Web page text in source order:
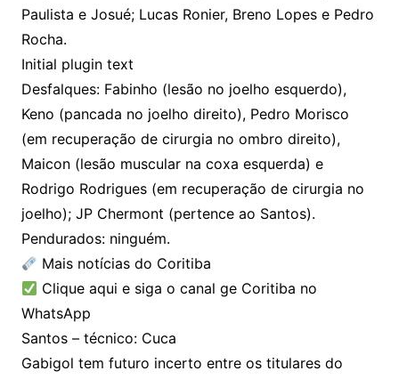
Paulista e Josué; Lucas Ronier, Breno Lopes e Pedro
Rocha.
Initial plugin text
Desfalques: Fabinho (lesão no joelho esquerdo),
Keno (pancada no joelho direito), Pedro Morisco
(em recuperação de cirurgia no ombro direito),
Maicon (lesão muscular na coxa esquerda) e
Rodrigo Rodrigues (em recuperação de cirurgia no
joelho); JP Chermont (pertence ao Santos).
Pendurados: ninguém.
Mais notícias do Coritiba
Clique aqui e siga o canal ge Coritiba no
WhatsApp
Santos – técnico: Cuca
Gabigol tem futuro incerto entre os titulares do